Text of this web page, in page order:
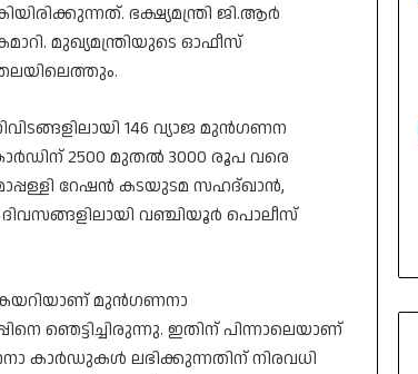
ഭക്ഷ്യമന്ത്രി ജി.ആർ
മുഖ്യമന്ത്രിയുടെ ഓഫീസ്
146 വ്യാജ മുൻഗണന
2500 മുതൽ 3000 രൂപ വരെ
റേഷൻ കടയുടമ സഹദ്‌ഖാൻ,
വഞ്ചിയൂർ പൊലീസ്‌
മുൻഗണനാ
ഞെട്ടിച്ചിരുന്നു. ഇതിന് പിന്നാലെയാണ്
ലഭിക്കുന്നതിന് നിരവധി